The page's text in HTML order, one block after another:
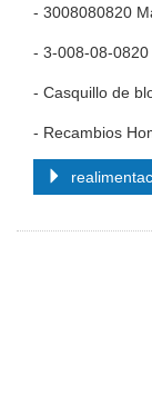
- 3008080820
- 3-008-08-
- Casquillo de
- Recambios